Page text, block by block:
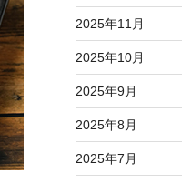
2025年11月
2025年10月
2025年9月
2025年8月
2025年7月